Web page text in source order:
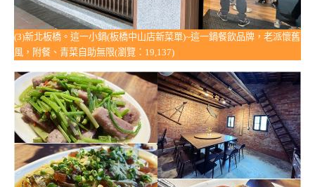
(3)新北板橋。這一小鍋(板橋中山店新菜單)~這一鍋餐飲品牌，老派懷舊
風，附餐、青菜自助無限(瀏覽：19,137)